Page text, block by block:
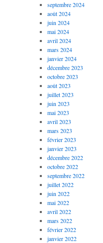
septembre 2024
août 2024
juin 2024
mai 2024
avril 2024
mars 2024
janvier 2024
décembre 2023
octobre 2023
août 2023
juillet 2023
juin 2023
mai 2023
avril 2023
mars 2023
février 2023
janvier 2023
décembre 2022
octobre 2022
septembre 2022
juillet 2022
juin 2022
mai 2022
avril 2022
mars 2022
février 2022
janvier 2022